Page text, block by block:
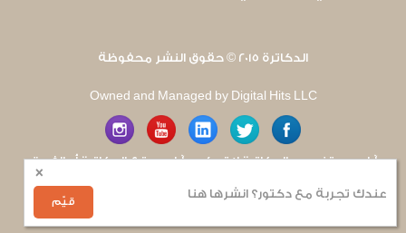
×
قيّم
عندك تجربة مع دكتور؟ انشرها هنا
الدكاترة 2015 © حقوق النشر محفوظة
Owned and Managed by Digital Hits LLC
آراء مستخدمى الدكاترة لا تعكس آراء موقع الدكاترة أو الفريق
العامل به. يتم بذل قصارى الجهد لضمان منع نشر أى اساءة أو
هجوم شخصى.للإبلاغ عن أى إساءة